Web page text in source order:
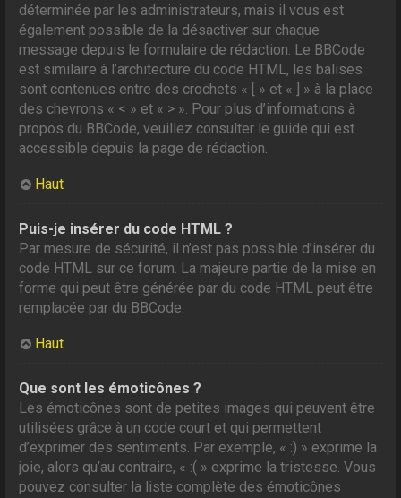
déterminée par les administrateurs, mais il vous est
également possible de la désactiver sur chaque
message depuis le formulaire de rédaction. Le BBCode
est similaire à l’architecture du code HTML, les balises
sont contenues entre des crochets « [ » et « ] » à la place
des chevrons « < » et « > ». Pour plus d’informations à
propos du BBCode, veuillez consulter le guide qui est
accessible depuis la page de rédaction.
Haut
Puis-je insérer du code HTML ?
Par mesure de sécurité, il n’est pas possible d’insérer du
code HTML sur ce forum. La majeure partie de la mise en
forme qui peut être générée par du code HTML peut être
remplacée par du BBCode.
Haut
Que sont les émoticônes ?
Les émoticônes sont de petites images qui peuvent être
utilisées grâce à un code court et qui permettent
d’exprimer des sentiments. Par exemple, « :) » exprime la
joie, alors qu’au contraire, « :( » exprime la tristesse. Vous
pouvez consulter la liste complète des émoticônes